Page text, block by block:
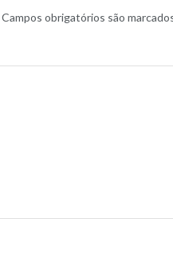
Campos obrigatórios são